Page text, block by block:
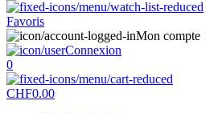
Favoris
Mon compte
Connexion
0
CHF0.00